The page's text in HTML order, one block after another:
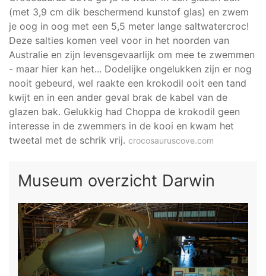
(met 3,9 cm dik beschermend kunstof glas) en zwem
je oog in oog met een 5,5 meter lange saltwatercroc!
Deze salties komen veel voor in het noorden van
Australie en zijn levensgevaarlijk om mee te zwemmen
- maar hier kan het... Dodelijke ongelukken zijn er nog
nooit gebeurd, wel raakte een krokodil ooit een tand
kwijt en in een ander geval brak de kabel van de
glazen bak. Gelukkig had Choppa de krokodil geen
interesse in de zwemmers in de kooi en kwam het
tweetal met de schrik vrij. crocosauruscove.com
Museum overzicht Darwin